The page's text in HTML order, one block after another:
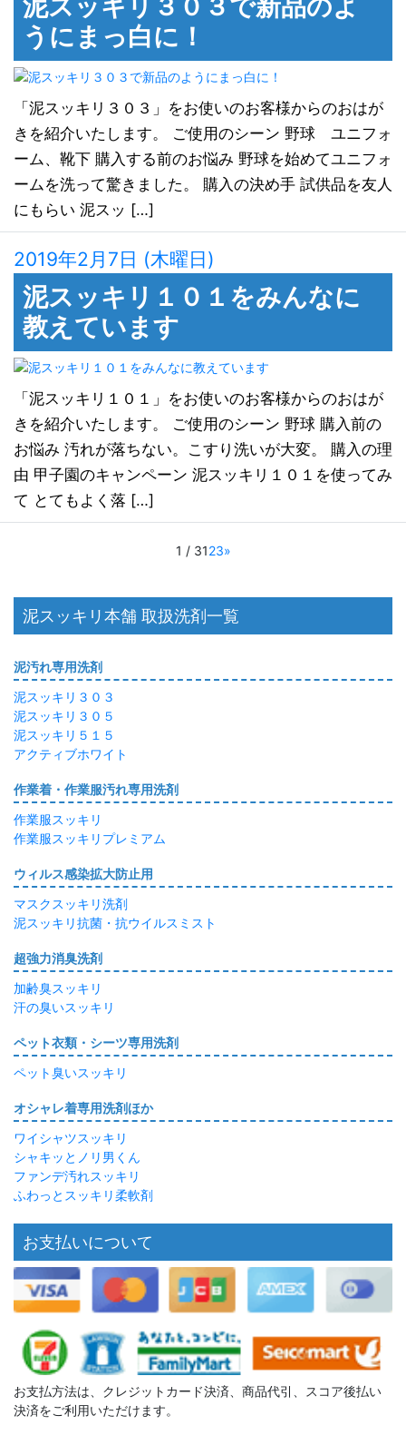
うにまっ白に！
「泥スッキリ３０３」をお使いのお客様からのおはが
きを紹介いたします。 ご使用のシーン 野球 ユニフォ
ーム、靴下 購入する前のお悩み 野球を始めてユニフォ
ームを洗って驚きました。 購入の決め手 試供品を友人
にもらい 泥スッ […]
2019年2月7日 (木曜日)
泥スッキリ１０１をみんなに
教えています
「泥スッキリ１０１」をお使いのお客様からのおはが
きを紹介いたします。 ご使用のシーン 野球 購入前の
お悩み 汚れが落ちない。こすり洗いが大変。 購入の理
由 甲子園のキャンペーン 泥スッキリ１０１を使ってみ
て とてもよく落 […]
1 / 3123»
泥スッキリ本舗 取扱洗剤一覧
泥汚れ専用洗剤
泥スッキリ３０３
泥スッキリ３０５
泥スッキリ５１５
アクティブホワイト
作業着・作業服汚れ専用洗剤
作業服スッキリ
作業服スッキリプレミアム
ウィルス感染拡大防止用
マスクスッキリ洗剤
泥スッキリ抗菌・抗ウイルスミスト
超強力消臭洗剤
加齢臭スッキリ
汗の臭いスッキリ
ペット衣類・シーツ専用洗剤
ペット臭いスッキリ
オシャレ着専用洗剤ほか
ワイシャツスッキリ
シャキッとノリ男くん
ファンデ汚れスッキリ
ふわっとスッキリ柔軟剤
お支払いについて
お支払方法は、クレジットカード決済、商品代引、スコア後払い
決済をご利用いただけます。